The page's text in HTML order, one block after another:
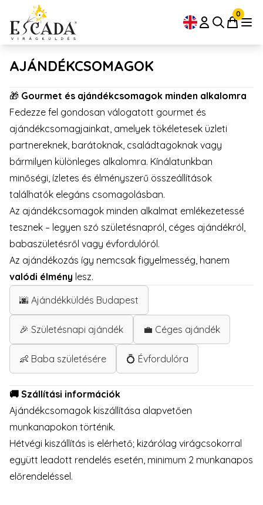
0
AJÁNDÉKCSOMAGOK
🎁 Gourmet és ajándékcsomagok minden alkalomra
Fedezze fel gondosan válogatott gourmet és
ajándékcsomagjainkat, amelyek tökéletesek üzleti
partnereknek, barátoknak, családtagoknak vagy
bármilyen különleges alkalomra. Kínálatunkban
minőségi, ízletes és élményszerű összeállítások
találhatók elegáns csomagolásban.
Az ajándékcsomagok minden alkalmat emlékezetessé
tesznek – legyen szó születésnapról, céges ajándékról,
babaszületésről vagy évfordulóról.
Az ajándékozás így nemcsak figyelmesség, hanem
valódi élmény lesz.
🌆 Ajándékküldés Budapest
🎉 Születésnapi ajándék 💼 Céges ajándék
👶 Baba születésére 💍 Évfordulóra
🚚 Szállítási információk
Ajándékcsomagok kiszállítása alapvetően
munkanapokon történik.
Hétvégi kiszállítás is elérhető; kizárólag virágcsokorral
együtt leadott rendelés esetén, minimum 2 munkanapos
előrendeléssel.